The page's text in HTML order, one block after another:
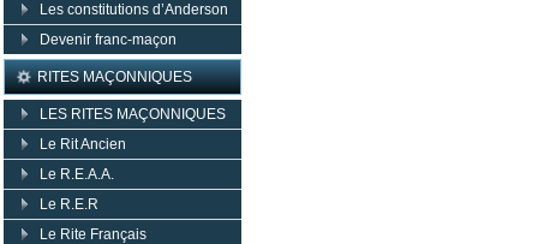
Les constitutions d’Anderson
Devenir franc-maçon
RITES MAÇONNIQUES
LES RITES MAÇONNIQUES
Le Rit Ancien
Le R.E.A.A.
Le R.E.R
Le Rite Français